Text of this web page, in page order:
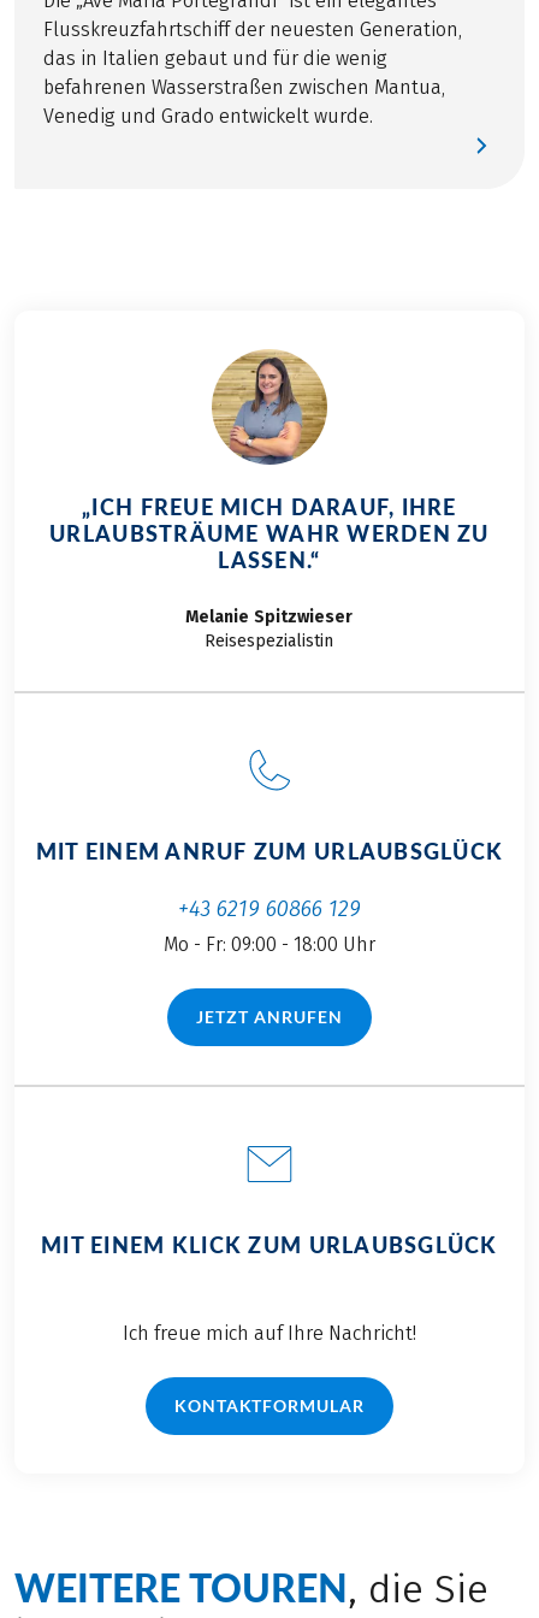
Bustransfer Ferrara-Zelo / Ferrara-Adria
GPS-Daten verfügbar
OPTIONAL
Flusskreuzfahrtschiff der neuesten Generation,
das in Italien gebaut und für die wenig
befahrenen Wasserstraßen zwischen Mantua,
Venedig und Grado entwickelt wurde.
„ICH FREUE MICH DARAUF, IHRE
URLAUBSTRÄUME WAHR WERDEN ZU
LASSEN.“
Melanie Spitzwieser
Reisespezialistin
MIT EINEM ANRUF ZUM URLAUBSGLÜCK
+43 6219 60866 129
Mo - Fr: 09:00 - 18:00 Uhr
JETZT ANRUFEN(LINK ÖFFNET IN NEUEM TAB)
MIT EINEM KLICK ZUM URLAUBSGLÜCK
Ich freue mich auf Ihre Nachricht!
KONTAKTFORMULAR
WEITERE TOUREN, die Sie